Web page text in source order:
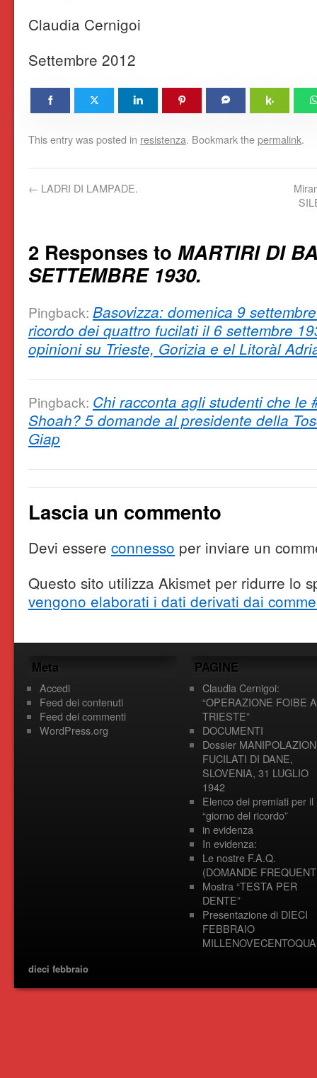
Claudia Cernigoi
Settembre 2012
This entry was posted in resistenza. Bookmark thepermalink.
← LADRI DI LAMPADE.
2 Responses to MARTIRI DI
SETTEMBRE 1930.
Pingback: Basovizza: domenica 9
ricordo dei quattro fucilati il 6 settembre
opinioni su Trieste, Gorizia e el Litoràl
Pingback: Chi racconta agli studenti che le
Shoah? 5 domande al presidente della
Giap
Lascia un commento
Devi essere connesso per inviare un
Questo sito utilizza Akismet per ridurre lo
vengono elaborati i dati derivati dai
Meta
Accedi
Feed dei contenuti
Feed dei commenti
WordPress.org
PAGINE
Claudia Cernigoi:
“OPERAZIONE FOIBE A
TRIESTE”
DOCUMENTI
Dossier
FUCILATI DI DANE,
SLOVENIA, 31 LUGLIO
1942
Elenco dei premiati per il
“giorno del ricordo”
in evidenza
In evidenza:
Le nostre F.A.Q.
(DOMANDE
Mostra “TESTA PER
DENTE”
Presentazione di DIECI
FEBBRAIO
dieci febbraio